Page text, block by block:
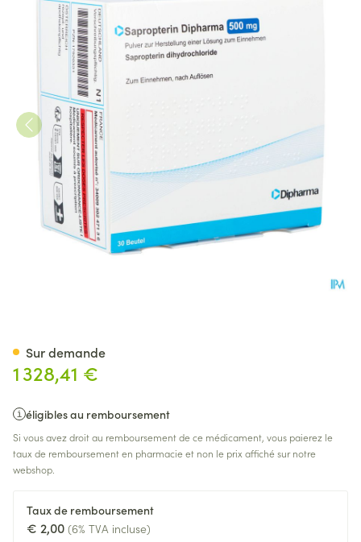
1 328,41 €
éligibles au remboursement
Si vous avez droit au remboursement de ce médicament, vous paierez le
taux de remboursement en pharmacie et non le prix affiché sur notre
webshop.
Taux de remboursement
€ 2,00 (6% TVA incluse)
Sur demande